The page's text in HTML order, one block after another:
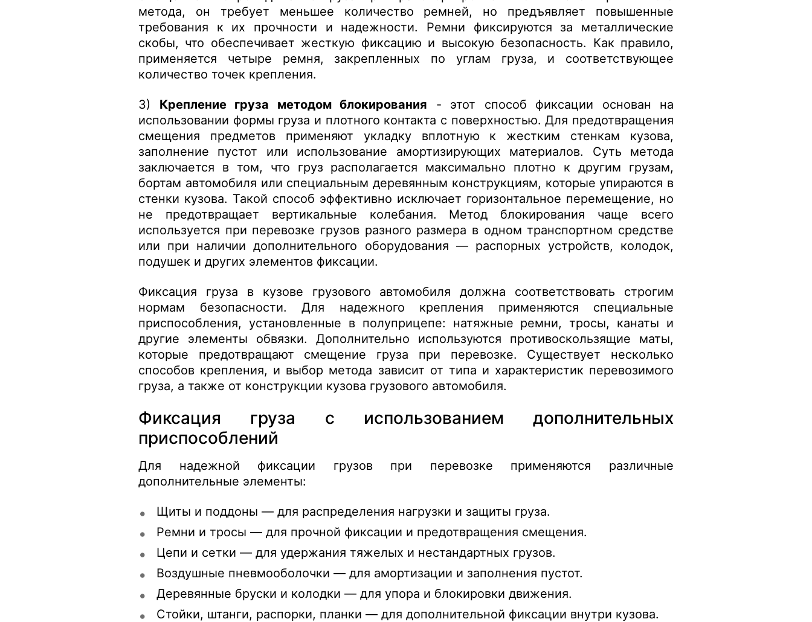
метода, он требует меньшее количество ремней, но предъявляет повышенные
требования к их прочности и надежности. Ремни фиксируются за металлические
скобы, что обеспечивает жесткую фиксацию и высокую безопасность. Как правило,
применяется четыре ремня, закрепленных по углам груза, и соответствующее
количество точек крепления.
3) Крепление груза методом блокирования - этот способ фиксации основан на
использовании формы груза и плотного контакта с поверхностью. Для предотвращения
смещения предметов применяют укладку вплотную к жестким стенкам кузова,
заполнение пустот или использование амортизирующих материалов. Суть метода
заключается в том, что груз располагается максимально плотно к другим грузам,
бортам автомобиля или специальным деревянным конструкциям, которые упираются в
стенки кузова. Такой способ эффективно исключает горизонтальное перемещение, но
не предотвращает вертикальные колебания. Метод блокирования чаще всего
используется при перевозке грузов разного размера в одном транспортном средстве
или при наличии дополнительного оборудования — распорных устройств, колодок,
подушек и других элементов фиксации.
Фиксация груза в кузове грузового автомобиля должна соответствовать строгим
нормам безопасности. Для надежного крепления применяются специальные
приспособления, установленные в полуприцепе: натяжные ремни, тросы, канаты и
другие элементы обвязки. Дополнительно используются противоскользящие маты,
которые предотвращают смещение груза при перевозке. Существует несколько
способов крепления, и выбор метода зависит от типа и характеристик перевозимого
груза, а также от конструкции кузова грузового автомобиля.
Фиксация груза с использованием дополнительных
приспособлений
Для надежной фиксации грузов при перевозке применяются различные
дополнительные элементы:
Щиты и поддоны — для распределения нагрузки и защиты груза.
Ремни и тросы — для прочной фиксации и предотвращения смещения.
Цепи и сетки — для удержания тяжелых и нестандартных грузов.
Воздушные пневмооболочки — для амортизации и заполнения пустот.
Деревянные бруски и колодки — для упора и блокировки движения.
Стойки, штанги, распорки, планки — для дополнительной фиксации внутри кузова.